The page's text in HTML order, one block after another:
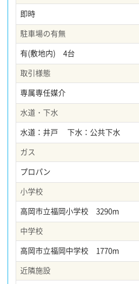
即時
駐車場の有無
有(敷地内) 4台
取引様態
専属専任媒介
水道・下水
水道：井戸 下水：公共下水
ガス
プロパン
小学校
高岡市立福岡小学校 3290m
中学校
高岡市立福岡中学校 1770m
近隣施設